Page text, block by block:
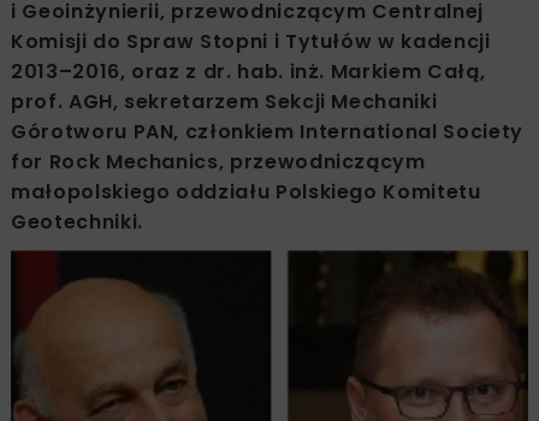
i Geoinżynierii, przewodniczącym Centralnej
Komisji do Spraw Stopni i Tytułów w kadencji
2013–2016, oraz z dr. hab. inż. Markiem Całą,
prof. AGH, sekretarzem Sekcji Mechaniki
Górotworu PAN, członkiem International Society
for Rock Mechanics, przewodniczącym
małopolskiego oddziału Polskiego Komitetu
Geotechniki.